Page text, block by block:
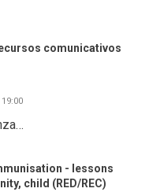
comunicativos
- lessons
child (RED/REC)